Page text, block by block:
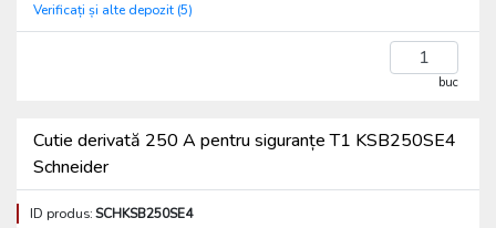
Verificați și alte depozit (5)
buc
Cutie derivată 250 A pentru siguranțe T1 KSB250SE4
Schneider
ID produs:SCHKSB250SE4